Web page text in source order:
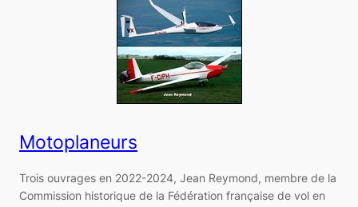
Motoplaneurs
Trois ouvrages en 2022-2024, Jean Reymond, membre de la
Commission historique de la Fédération française de vol en